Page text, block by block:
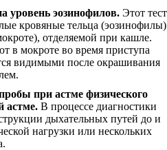
уровень эозинофилов. Этот тест
кровяные тельца (эозинофилы)
отделяемой при кашле.
в мокроте во время приступа
видимыми после окрашивания
при астме физического
астме. В процессе диагностики
дыхательных путей до и
нагрузки или нескольких